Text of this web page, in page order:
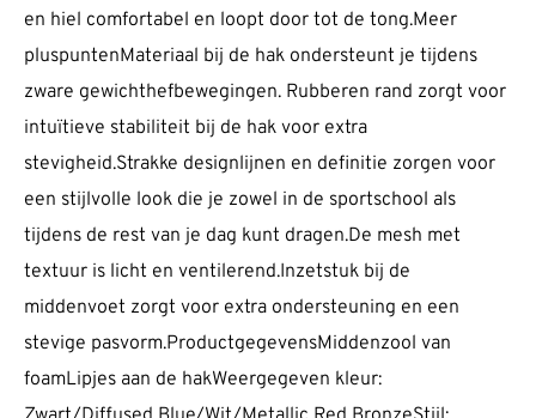
en hiel comfortabel en loopt door tot de tong.Meer
pluspuntenMateriaal bij de hak ondersteunt je tijdens
zware gewichthefbewegingen. Rubberen rand zorgt voor
intuïtieve stabiliteit bij de hak voor extra
stevigheid.Strakke designlijnen en definitie zorgen voor
een stijlvolle look die je zowel in de sportschool als
tijdens de rest van je dag kunt dragen.De mesh met
textuur is licht en ventilerend.Inzetstuk bij de
middenvoet zorgt voor extra ondersteuning en een
stevige pasvorm.ProductgegevensMiddenzool van
foamLipjes aan de hakWeergegeven kleur: